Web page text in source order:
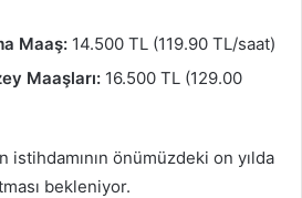
Maaş: 14.500 TL (119.90 TL/saat)
Maaşları: 16.500 TL (129.00
önümüzdeki on yılda
bekleniyor.